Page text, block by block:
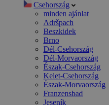
Csehország
minden ajánlat
Adršpach
Beszkidek
Brno
Dél-Csehország
Dél-Morvaország
Észak-Csehország
Kelet-Csehország
Észak-Morvaország
Franzensbad
Jeseník